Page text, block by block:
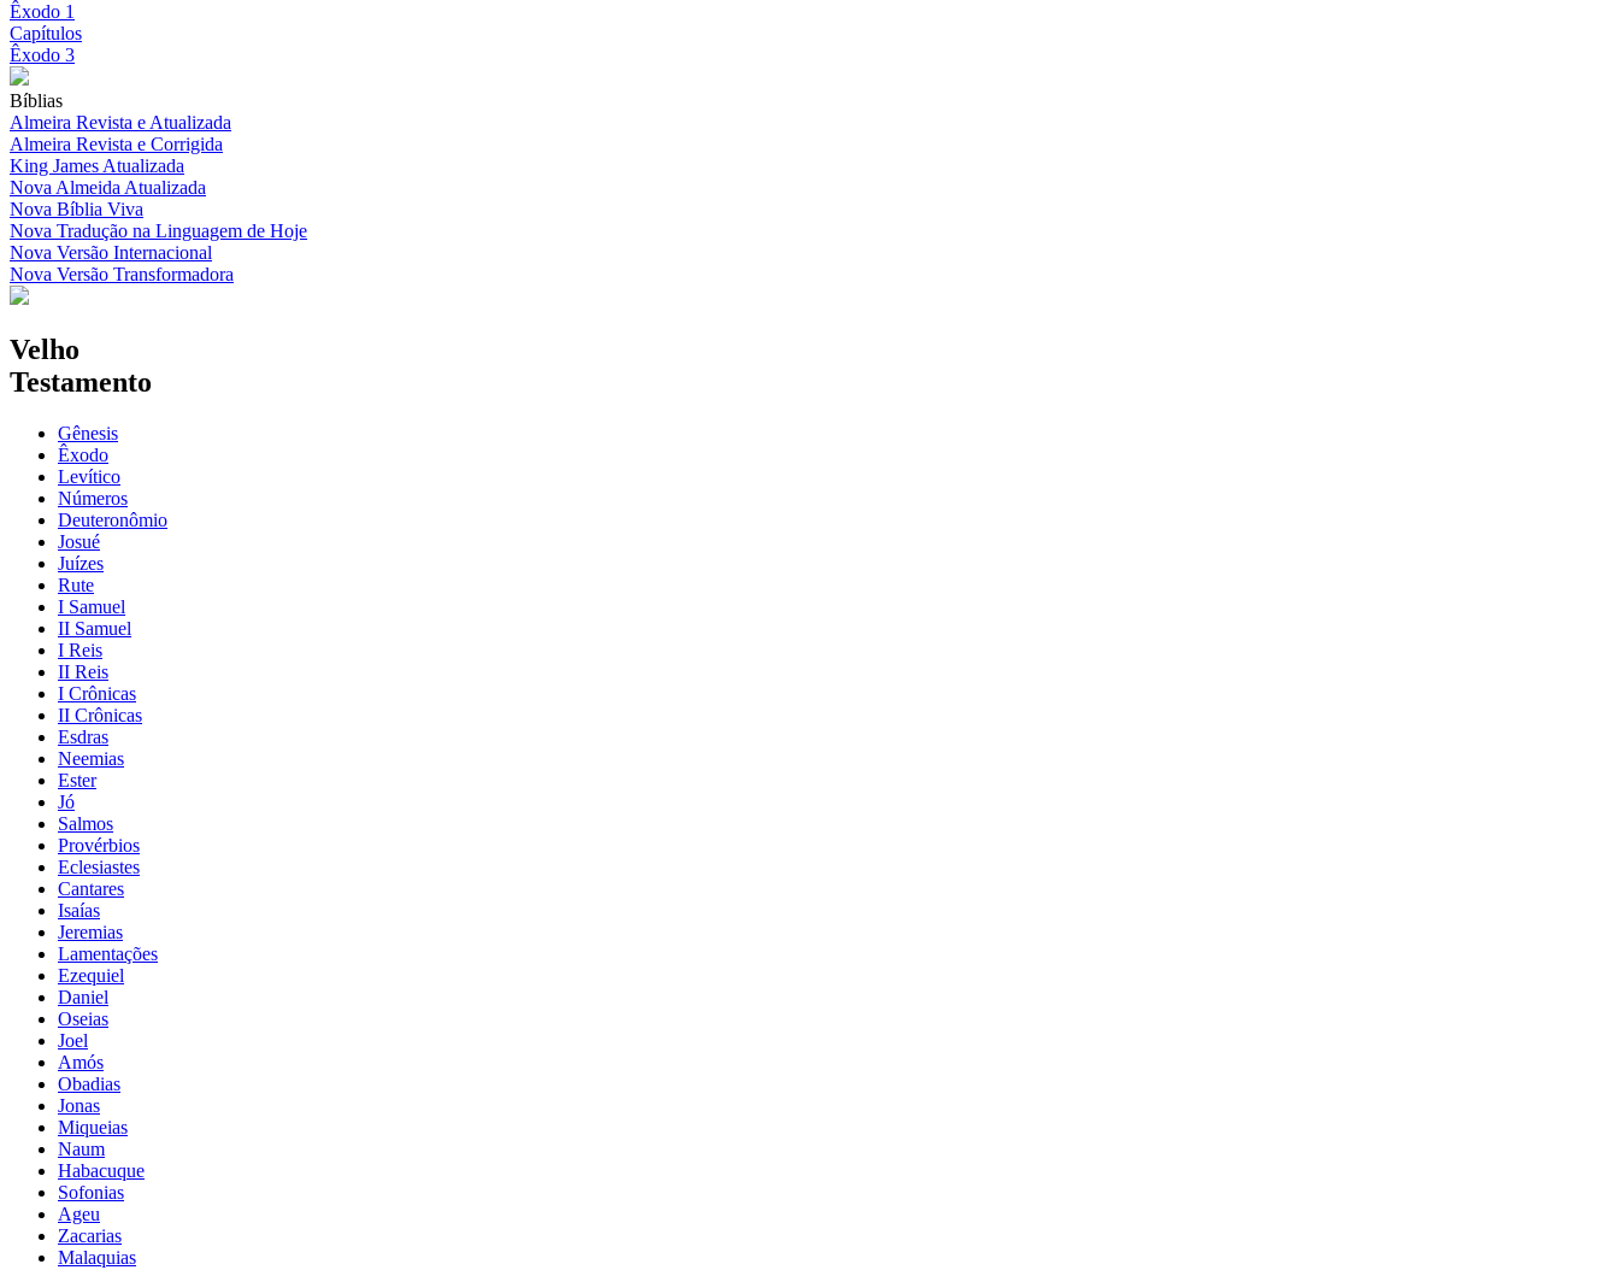
Êxodo 1
Capítulos
Êxodo 3
Bíblias
Almeira Revista e Atualizada
Almeira Revista e Corrigida
King James Atualizada
Nova Almeida Atualizada
Nova Bíblia Viva
Nova Tradução na Linguagem de Hoje
Nova Versão Internacional
Nova Versão Transformadora
Velho
Testamento
Gênesis
Êxodo
Levítico
Números
Deuteronômio
Josué
Juízes
Rute
I Samuel
II Samuel
I Reis
II Reis
I Crônicas
II Crônicas
Esdras
Neemias
Ester
Jó
Salmos
Provérbios
Eclesiastes
Cantares
Isaías
Jeremias
Lamentações
Ezequiel
Daniel
Oseias
Joel
Amós
Obadias
Jonas
Miqueias
Naum
Habacuque
Sofonias
Ageu
Zacarias
Malaquias